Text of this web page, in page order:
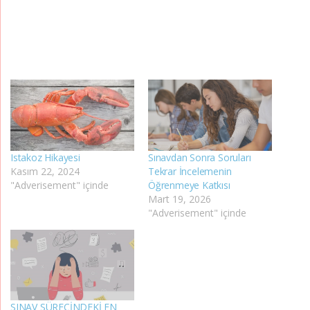
Istakoz Hikayesi
Kasım 22, 2024
"Adverisement" içinde
Sınavdan Sonra Soruları
Tekrar İncelemenin
Öğrenmeye Katkısı
Mart 19, 2026
"Adverisement" içinde
SINAV SÜRECİNDEKİ EN